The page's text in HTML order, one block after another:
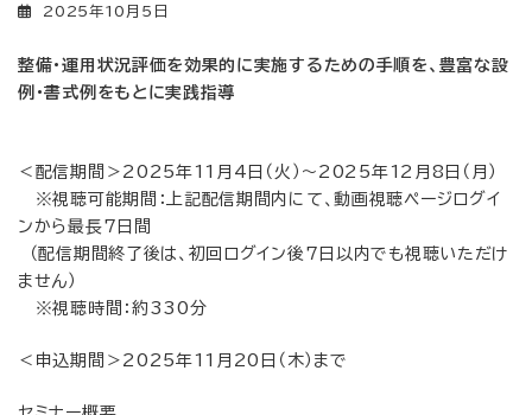
2025年10月5日
整備・運用状況評価を効果的に実施するための手順を、豊富な設
例・書式例をもとに実践指導
＜配信期間＞2025年11月4日（火）～2025年12月8日（月）
※視聴可能期間：上記配信期間内にて、動画視聴ページログイ
ンから最長7日間
（配信期間終了後は、初回ログイン後7日以内でも視聴いただけ
ません）
※視聴時間：約330分
＜申込期間＞2025年11月20日（木）まで